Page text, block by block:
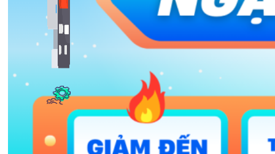
Kiến Thức Website
309 bài viết
Thanh Toán
Kiến Thức Marketing
Công Cụ Marketing